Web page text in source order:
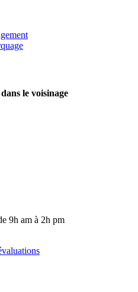
le voisinage
9h am à 2h pm